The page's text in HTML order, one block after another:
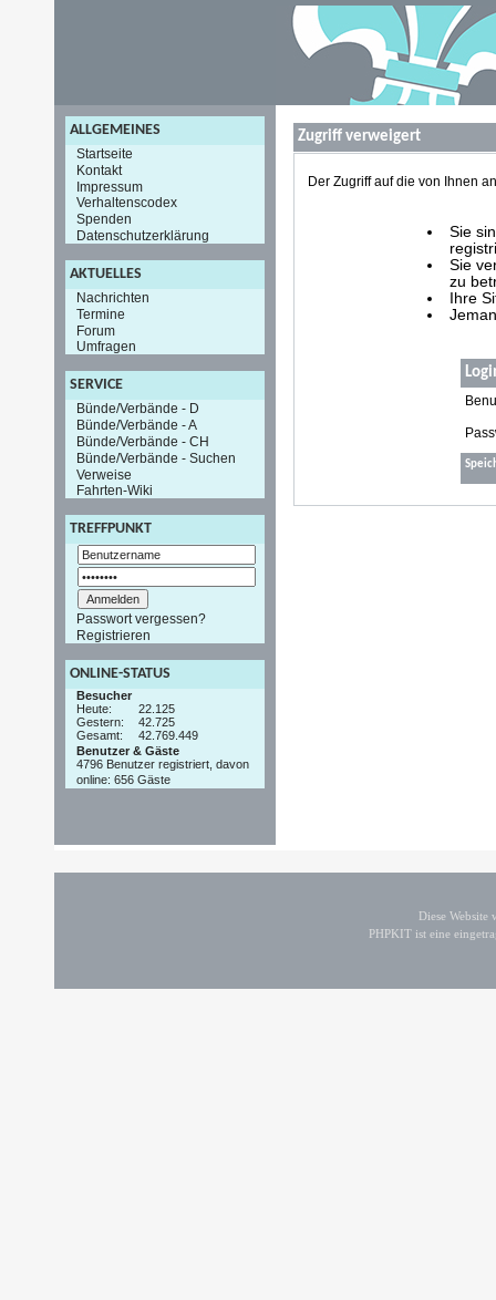
ALLGEMEINES
Startseite
Kontakt
Impressum
Verhaltenscodex
Spenden
Datenschutzerklärung
AKTUELLES
Nachrichten
Termine
Forum
Umfragen
SERVICE
Bünde/Verbände - D
Bünde/Verbände - A
Bünde/Verbände - CH
Bünde/Verbände - Suchen
Verweise
Fahrten-Wiki
TREFFPUNKT
Passwort vergessen?
Registrieren
ONLINE-STATUS
Besucher
Heute:
22.125
Gestern:
42.725
Gesamt:
42.769.449
Benutzer & Gäste
4796 Benutzer registriert, davon
online: 656 Gäste
Zugriff verweigert
Der Zugriff auf die von Ihnen
Sie
Sie
zu
Ihre
Diese
PHPKIT ist eine